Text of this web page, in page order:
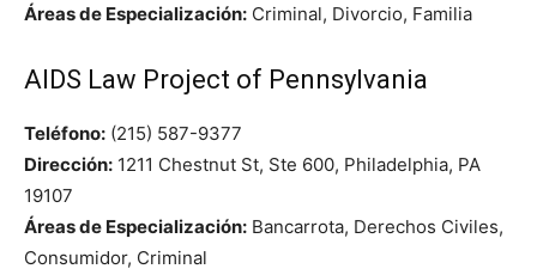
Áreas de Especialización: Criminal, Divorcio, Familia
AIDS Law Project of Pennsylvania
Teléfono: (215) 587-9377
Dirección: 1211 Chestnut St, Ste 600, Philadelphia, PA
19107
Áreas de Especialización: Bancarrota, Derechos Civiles,
Consumidor, Criminal